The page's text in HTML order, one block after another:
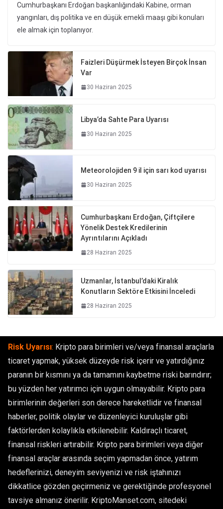
Cumhurbaşkanı Erdoğan başkanlığındaki Kabine, orman
yangınları, dış politika ve en düşük emekli maaşı gibi konuları
ele almak için toplanıyor.
Faizleri Düşürmek İsteyen Birçok İnsan
Var
30 Haziran 2025
Libya’da Sahte Para Uyarısı
30 Haziran 2025
Meteorolojiden 9 il için sarı kod uyarısı
30 Haziran 2025
Cumhurbaşkanı Erdoğan, Çiftçilere
Yönelik Destek Kredilerinin
Ayrıntılarını Açıkladı
28 Haziran 2025
Uzmanlar, İstanbul’daki Kiralık
Konutların Sektöre Etkisini İnceledi
28 Haziran 2025
Risk Uyarısı: Kripto para birimleri ve/veya finansal araçlarla
ticaret yapmak, yüksek düzeyde risk içerir ve yatırdığınız
paranın bir kısmını ya da tamamını kaybetme riski barındırır;
bu yüzden her yatırımcı için uygun olmayabilir. Kripto para
birimlerinin değerleri son derece hareketlidir ve finansal
haberler, politik olaylar ve düzenleyici kuruluşlar gibi
faktörlerden kolaylıkla etkilenebilir. Kaldıraçlı ticaret,
finansal riskleri artırabilir. Kripto para birimleri veya diğer
finansal araçlar arasında seçim yapmadan önce, yatırım
hedeflerinizi, deneyim seviyenizi ve risk iştahınızı
dikkatlice gözden geçirmeniz ve gerektiğinde profesyonel
tavsiye almanız önerilir. KriptoManset.com, sitedeki